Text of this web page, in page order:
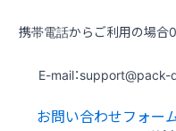
携帯電話からご利用の場合
E-mail：
お問い合わせフォー